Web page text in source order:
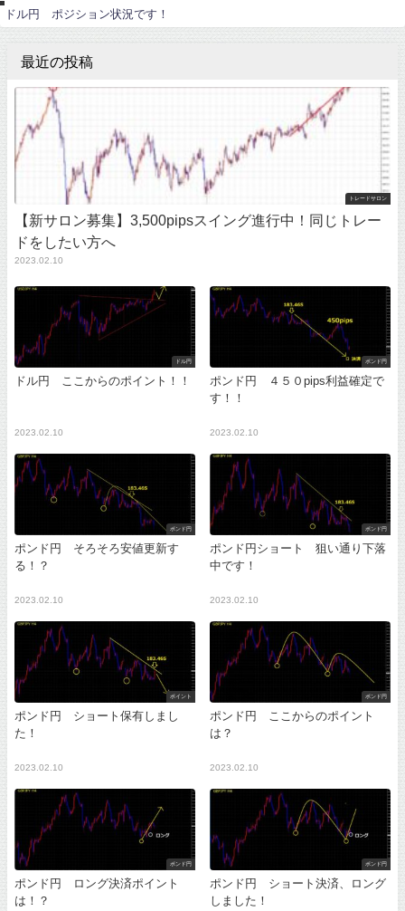
ドル円 ポジション状況です！
最近の投稿
トレードサロン
【新サロン募集】3,500pipsスイング進行中！同じトレー
ドをしたい方へ
2023.02.10
ドル円
ドル円 ここからのポイント！！
2023.02.10
ポンド円
ポンド円 ４５０pips利益確定で
す！！
2023.02.10
ポンド円
ポンド円 そろそろ安値更新す
る！？
2023.02.10
ポンド円
ポンド円ショート 狙い通り下落
中です！
2023.02.10
ポイント
ポンド円 ショート保有しまし
た！
2023.02.10
ポンド円
ポンド円 ここからのポイント
は？
2023.02.10
ポンド円
ポンド円 ロング決済ポイント
は！？
ポンド円
ポンド円 ショート決済、ロング
しました！